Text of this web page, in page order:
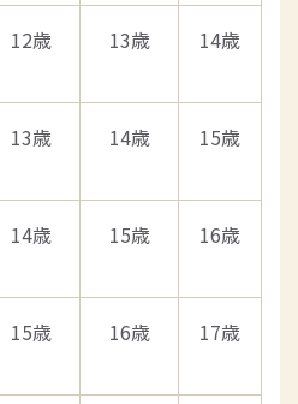
12歳 13歳 14歳
13歳 14歳 15歳
14歳 15歳 16歳
15歳 16歳 17歳